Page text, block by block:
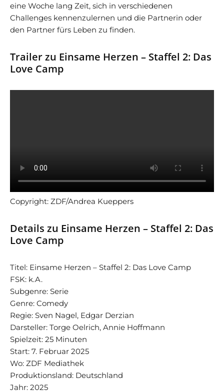
eine Woche lang Zeit, sich in verschiedenen
Challenges kennenzulernen und die Partnerin oder
den Partner fürs Leben zu finden.
Trailer zu Einsame Herzen – Staffel 2: Das
Love Camp
Copyright: ZDF/Andrea Kueppers
Details zu Einsame Herzen – Staffel 2: Das
Love Camp
Titel: Einsame Herzen – Staffel 2: Das Love Camp
FSK: k.A.
Subgenre: Serie
Genre: Comedy
Regie: Sven Nagel, Edgar Derzian
Darsteller: Torge Oelrich, Annie Hoffmann
Spielzeit: 25 Minuten
Start: 7. Februar 2025
Wo: ZDF Mediathek
Produktionsland: Deutschland
Jahr: 2025